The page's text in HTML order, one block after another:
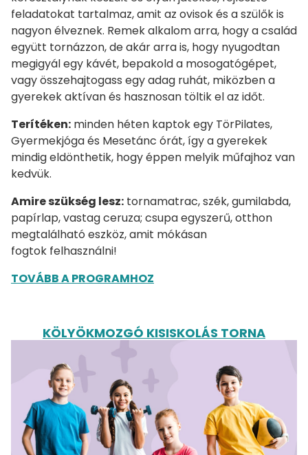
feladatokat tartalmaz, amit az ovisok és a szülők is
nagyon élveznek. Remek alkalom arra, hogy a család
együtt tornázzon, de akár arra is, hogy nyugodtan
megigyál egy kávét, bepakold a mosogatógépet,
vagy összehajtogass egy adag ruhát, miközben a
gyerekek aktívan és hasznosan töltik el az időt.
Terítéken: minden héten kaptok egy TörPilates,
Gyermekjóga és Mesetánc órát, így a gyerekek
mindig eldönthetik, hogy éppen melyik műfajhoz van
kedvük.
Amire szükség lesz: tornamatrac, szék, gumilabda,
papírlap, vastag ceruza; csupa egyszerű, otthon
megtalálható eszköz, amit mókásan
fogtok felhasználni!
TOVÁBB A PROGRAMHOZ
KÖLYÖKMOZGÓ KISISKOLÁS TORNA